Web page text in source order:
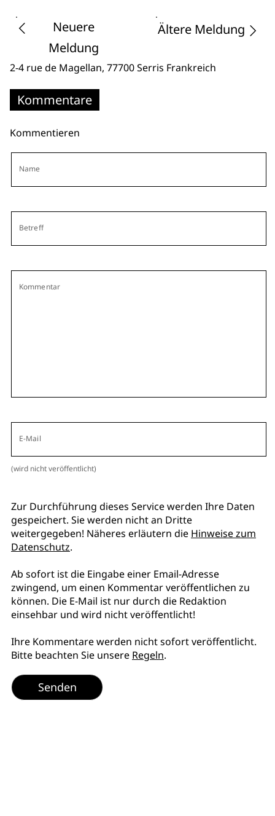
Neuere
Meldung
Ältere Meldung
2-4 rue de Magellan, 77700 Serris Frankreich
Kommentare
Kommentieren
Name
Betreff
Kommentar
E-Mail
(wird nicht veröffentlicht)
Zur Durchführung dieses Service werden Ihre Daten
gespeichert. Sie werden nicht an Dritte
weitergegeben! Näheres erläutern die Hinweise zum
Datenschutz.
Ab sofort ist die Eingabe einer Email-Adresse
zwingend, um einen Kommentar veröffentlichen zu
können. Die E-Mail ist nur durch die Redaktion
einsehbar und wird nicht veröffentlicht!
Ihre Kommentare werden nicht sofort veröffentlicht.
Bitte beachten Sie unsere Regeln.
Senden